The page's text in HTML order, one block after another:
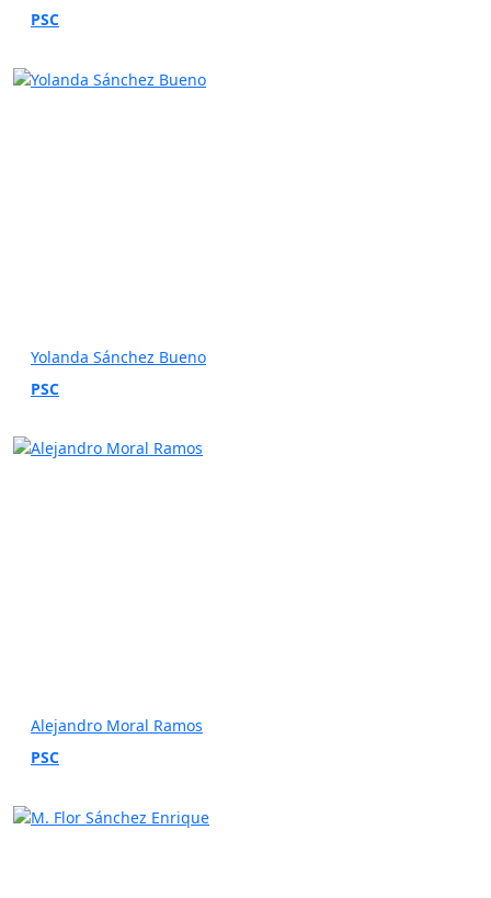
PSC
Yolanda Sánchez Bueno
PSC
Alejandro Moral Ramos
PSC